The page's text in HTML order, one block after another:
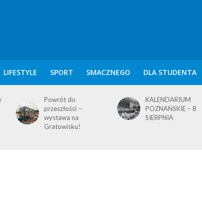
LIFESTYLE SPORT SMACZNEGO DLA STUDENTA
KALENDARIUM
POZNAŃSKIE – 8
SIERPNIA
KALENDARIUM
POZNAŃSKIE – 7
SIERPNIA